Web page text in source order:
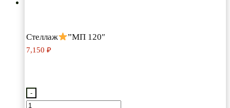
Стеллаж ”МП 120″
7,150 ₽
-
Количество